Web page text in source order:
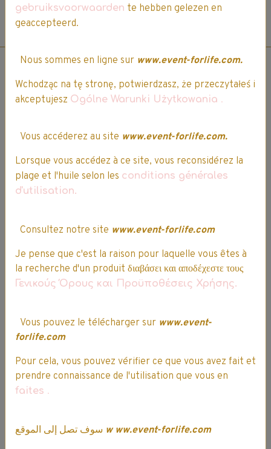
*Vous devez être connecté pour attribuer une note, commenter, ou poser une
03 64 17 29 92
disponibles pour réaliser la prise de
Société française
Service client
Siège social
gebruiksvoorwaarden te hebben gelezen en
geaccepteerd.
Nous sommes en ligne sur www.event-forlife.com.
Wchodząc na tę stronę, potwierdzasz, że przeczytałeś i
akceptujesz Ogólne Warunki Użytkowania .
Vous accéderez au site www.event-forlife.com.
Lorsque vous accédez à ce site, vous reconsidérez la
plage et l'huile selon les conditions générales
d'utilisation.
Consultez notre site www.event-forlife.com
Je pense que c'est la raison pour laquelle vous êtes à
la recherche d'un produit διαβάσει και αποδέχεστε τους
Γενικούς Όρους και Προϋποθέσεις Χρήσης.
Vous pouvez le télécharger sur www.event-
forlife.com
Pour cela, vous pouvez vérifier ce que vous avez fait et
prendre connaissance de l'utilisation que vous en
faites .
w ww.event-forlife.com